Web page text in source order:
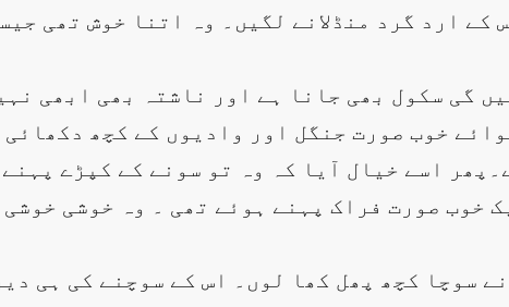
ارد گرد منڈلانے لگیں۔ وہ اتنا خوش تھی
گی سکول بھی جانا ہے اور ناشتہ بھی ابھی
خوب صورت جنگل اور وادیوں کے کچھ
اسے خیال آیا کہ وہ تو سونے کے کپڑے
خوب صورت فراک پہنے ہوئے تھی ۔ وہ خوشی خوشی
سوچا کچھ پھل کھا لوں۔ اس کے سوچنے کی ہی